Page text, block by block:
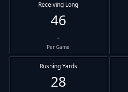
Receiving Long
46
-
Per Game
Rushing Yards
28